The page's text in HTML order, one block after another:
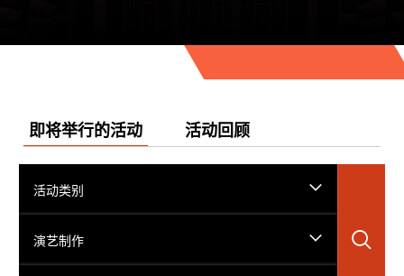
即将举行的活动 活动回顾
活动类别
演艺制作